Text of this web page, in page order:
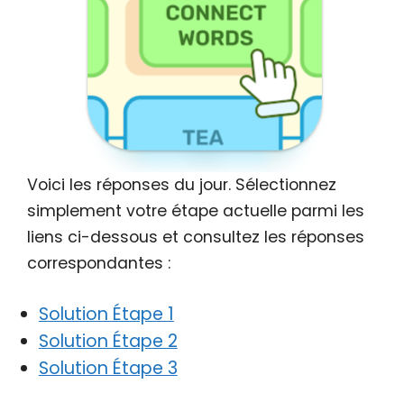
Voici les réponses du jour. Sélectionnez
simplement votre étape actuelle parmi les
liens ci-dessous et consultez les réponses
correspondantes :
Solution Étape 1
Solution Étape 2
Solution Étape 3